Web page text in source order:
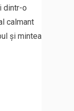
dintr-o
calmant
și mintea